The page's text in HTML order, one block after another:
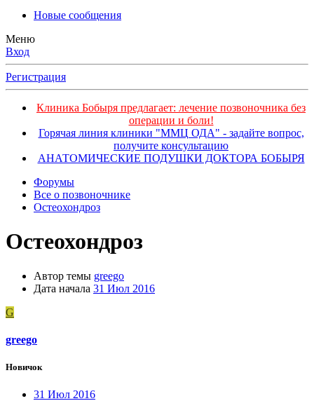
Новые сообщения
Меню
Вход
Регистрация
Клиника Бобыря предлагает: лечение позвоночника без
операции и боли!
Горячая линия клиники "ММЦ ОДА" - задайте вопрос,
получите консультацию
АНАТОМИЧЕСКИЕ ПОДУШКИ ДОКТОРА БОБЫРЯ
Форумы
Все о позвоночнике
Остеохондроз
Остеохондроз
Автор темы greego
Дата начала 31 Июл 2016
G
greego
Новичок
31 Июл 2016